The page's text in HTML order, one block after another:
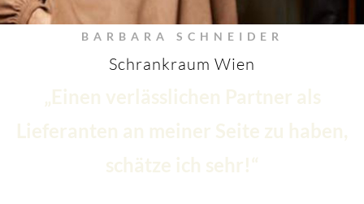
BARBARA SCHNEIDER
Schrankraum Wien
„Einen verlässlichen Partner als
Lieferanten an meiner Seite zu haben,
schätze ich sehr!“